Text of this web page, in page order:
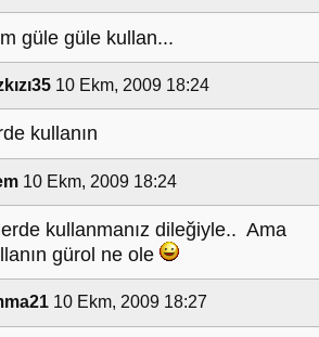
güle güle kullan...
10 Ekm, 2009 18:24
kullanın
10 Ekm, 2009 18:24
kullanmanız dileğiyle.. Ama
gürol ne ole
10 Ekm, 2009 18:27